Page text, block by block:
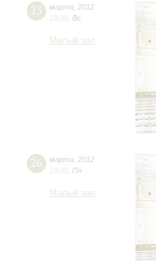
25 марта
2012
19:00 Вс
Малый зал
26 марта
2012
19:00 Пн
Малый зал